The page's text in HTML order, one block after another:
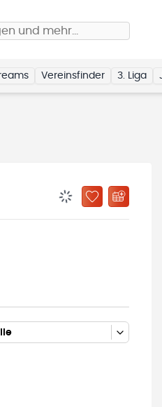
und mehr…
Vereinsfinder 3. Liga
ZU „MEINE